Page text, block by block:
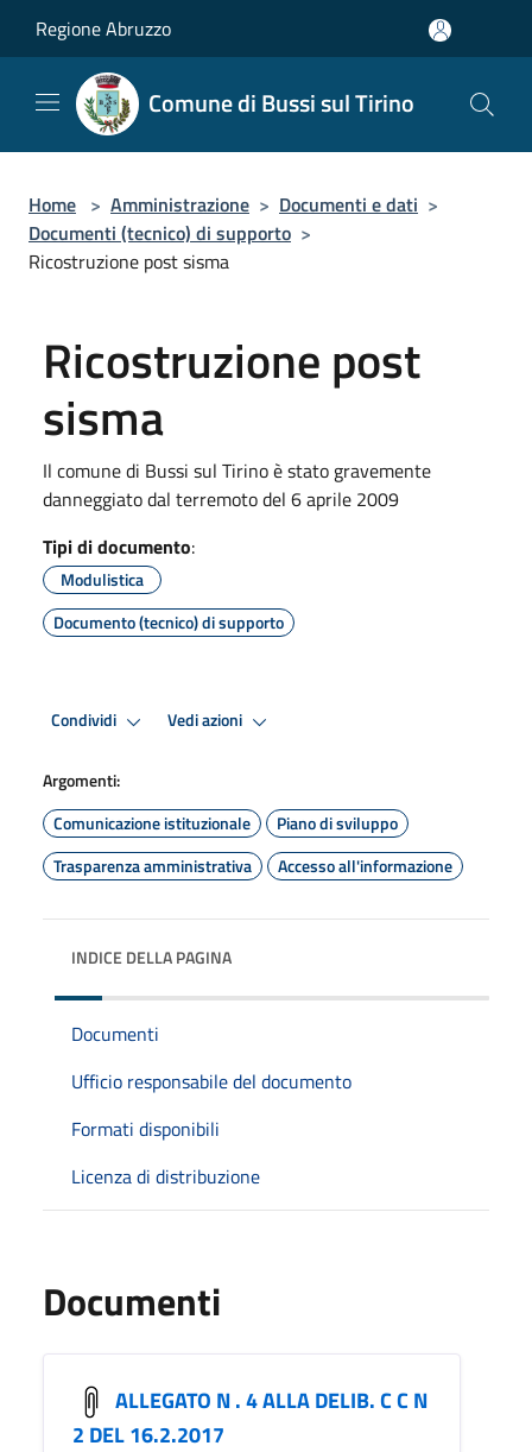
Regione Abruzzo
Comune di Bussi sul Tirino
Home > Amministrazione > Documenti e dati >
Documenti (tecnico) di supporto >
Ricostruzione post sisma
Ricostruzione post
sisma
Il comune di Bussi sul Tirino è stato gravemente
danneggiato dal terremoto del 6 aprile 2009
Tipi di documento:
Modulistica
Documento (tecnico) di supporto
Condividi Vedi azioni
Argomenti:
Comunicazione istituzionale
Piano di sviluppo
Trasparenza amministrativa
Accesso all'informazione
INDICE DELLA PAGINA
Documenti
Ufficio responsabile del documento
Formati disponibili
Licenza di distribuzione
Documenti
ALLEGATO N . 4 ALLA DELIB. C C N
2 DEL 16.2.2017